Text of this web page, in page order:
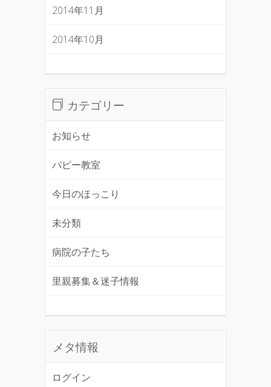
2014年11月
2014年10月
カテゴリー
お知らせ
パピー教室
今日のほっこり
未分類
病院の子たち
里親募集＆迷子情報
メタ情報
ログイン